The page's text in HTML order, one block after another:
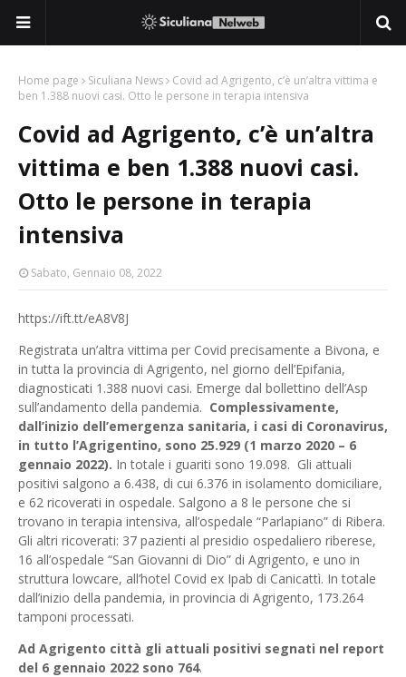
Home page Siculiana News
Covid ad Agrigento, c’è un’altra vittima e
ben 1.388 nuovi casi. Otto le persone in terapia intensiva
Covid ad Agrigento, c’è un’altra
vittima e ben 1.388 nuovi casi.
Otto le persone in terapia
intensiva
Sabato, Gennaio 08, 2022
https://ift.tt/eA8V8J
Registrata un’altra vittima per Covid precisamente a Bivona, e
in tutta la provincia di Agrigento, nel giorno dell’Epifania,
diagnosticati 1.388 nuovi casi. Emerge dal bollettino dell’Asp
sull’andamento della pandemia. Complessivamente,
dall’inizio dell’emergenza sanitaria, i casi di Coronavirus,
in tutto l’Agrigentino, sono 25.929 (1 marzo 2020 – 6
gennaio 2022). In totale i guariti sono 19.098. Gli attuali
positivi salgono a 6.438, di cui 6.376 in isolamento domiciliare,
e 62 ricoverati in ospedale. Salgono a 8 le persone che si
trovano in terapia intensiva, all’ospedale “Parlapiano” di Ribera.
Gli altri ricoverati: 37 pazienti al presidio ospedaliero riberese,
16 all’ospedale “San Giovanni di Dio” di Agrigento, e uno in
struttura lowcare, all’hotel Covid ex Ipab di Canicattì. In totale
dall’inizio della pandemia, in provincia di Agrigento, 173.264
tamponi processati.
Ad Agrigento città gli attuali positivi segnati nel report
del 6 gennaio 2022 sono 764.